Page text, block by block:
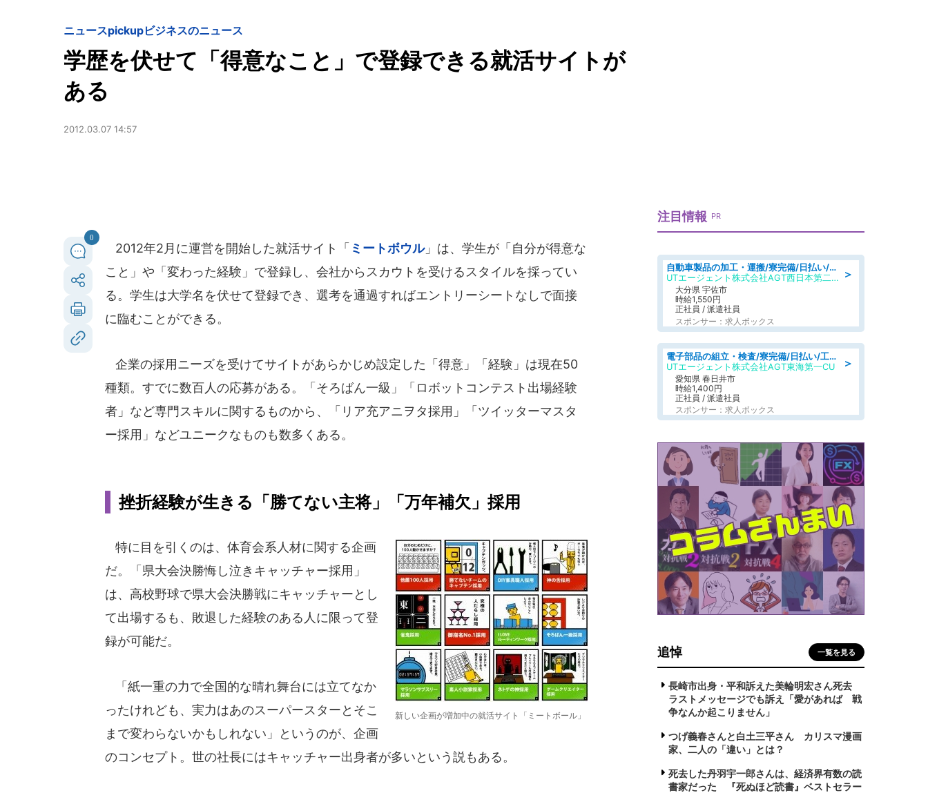
ニュースpickupビジネスのニュース
学歴を伏せて「得意なこと」で登録できる就活サイトが
ある
2012.03.07 14:57
0
2012年2月に運営を開始した就活サイト「 ミートボウル」は、学生が「自分が得意な
こと」や「変わった経験」で登録し、会社からスカウトを受けるスタイルを採ってい
る。学生は大学名を伏せて登録でき、選考を通過すればエントリーシートなしで面接
に臨むことができる。
企業の採用ニーズを受けてサイトがあらかじめ設定した「得意」「経験」は現在50
種類。すでに数百人の応募がある。「そろばん一級」「ロボットコンテスト出場経験
者」など専門スキルに関するものから、「リア充アニヲタ採用」「ツイッターマスタ
ー採用」などユニークなものも数多くある。
挫折経験が生きる「勝てない主将」「万年補欠」採用
新しい企画が増加中の就活サイト「ミートボール」
特に目を引くのは、体育会系人材に関する企画
だ。「県大会決勝悔し泣きキャッチャー採用」
は、高校野球で県大会決勝戦にキャッチャーとし
て出場するも、敗退した経験のある人に限って登
録が可能だ。
「紙一重の力で全国的な晴れ舞台には立てなか
ったけれども、実力はあのスーパースターとそこ
まで変わらないかもしれない」というのが、企画
のコンセプト。世の社長にはキャッチャー出身者が多いという説もある。
注目情報 PR
＞
自動車製品の加工・運搬/寮完備/日払い/工場・製造
UTエージェント株式会社AGT西日本第二CU
大分県 宇佐市
時給1,550円
正社員 / 派遣社員
スポンサー：求人ボックス
＞
電子部品の組立・検査/寮完備/日払い/工場・製造
UTエージェント株式会社AGT東海第一CU
愛知県 春日井市
時給1,400円
正社員 / 派遣社員
スポンサー：求人ボックス
追悼 一覧を見る
長崎市出身・平和訴えた美輪明宏さん死去
ラストメッセージでも訴え「愛があれば 戦
争なんか起こりません」
つげ義春さんと白土三平さん カリスマ漫画
家、二人の「違い」とは？
死去した丹羽宇一郎さんは、経済界有数の読
書家だった 『死ぬほど読書』ベストセラー